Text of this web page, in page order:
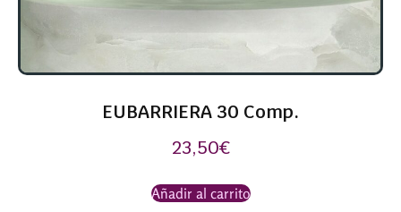
EUBARRIERA 30 Comp.
23,50€
Añadir al carrito